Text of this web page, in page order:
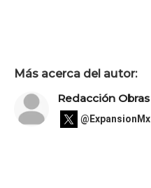
Más acerca del autor:
Redacción Obras
@ExpansionMx